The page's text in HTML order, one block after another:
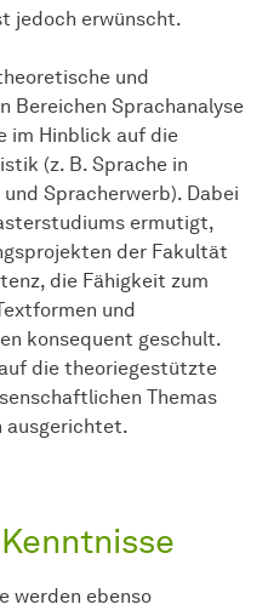
jedoch erwünscht.
und
Bereichen Sprachanalyse
im Hinblick auf die
(z. B. Sprache in
Spracherwerb). Dabei
ermutigt,
der Fakultät
die Fähigkeit zum
und
konsequent geschult.
die theoriegestützte
Themas
ausgerichtet.
werden ebenso